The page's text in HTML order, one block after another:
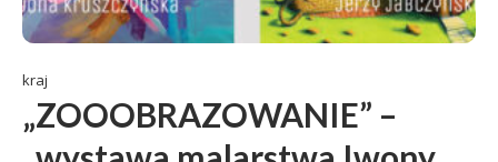
kraj
„ZOOOBRAZOWANIE” –